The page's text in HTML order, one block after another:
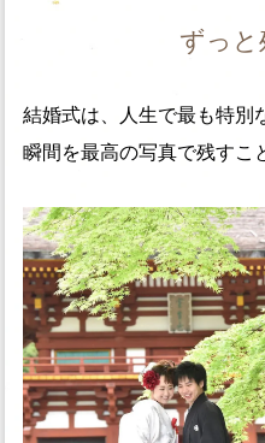
ずっと
結婚式は、人生で最も特別
瞬間を最高の写真で残すこ